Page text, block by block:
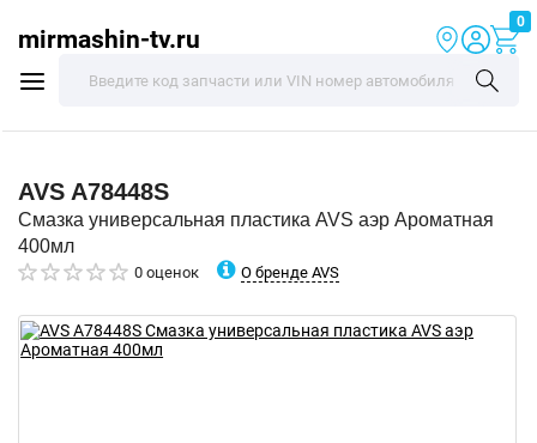
mirmashin-tv.ru
0
AVS A78448S
Смазка универсальная пластика AVS аэр Ароматная
400мл
0 оценок О бренде AVS